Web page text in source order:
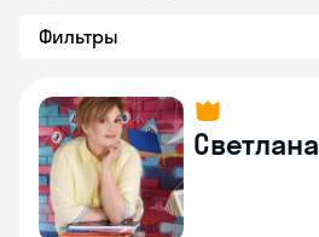
Фильтры
Светлана